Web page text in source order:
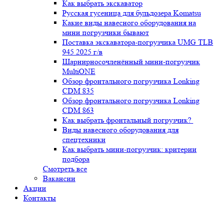
Как выбрать экскаватор
Русская гусеница для бульдозера Komatsu
Какие виды навесного оборудования на
мини погрузчики бывают
Поставка экскаватора-погрузчика UMG TLB
945 2025 г/в
Шарнирносочленённый мини-погрузчик
MultiONE
Обзор фронтального погрузчика Lonking
CDM 835
Обзор фронтального погрузчика Lonking
CDM 863
Как выбрать фронтальный погрузчик?
Виды навесного оборудования для
спецтехники
Как выбрать мини-погрузчик: критерии
подбора
Смотреть все
Вакансии
Акции
Контакты